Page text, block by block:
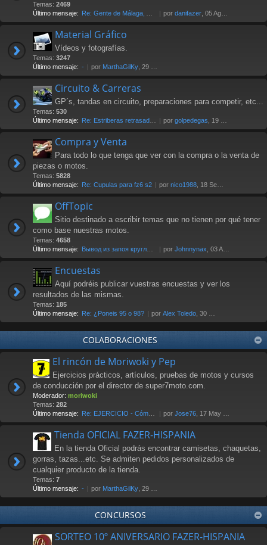
Temas: 2469
Último mensaje: Re: Gente de Málaga, Axarquía… por danifazer , 05 Ago 2026 17:16
Material Gráfico
Vídeos y fotografías.
Temas: 3247
Último mensaje: - por MarthaGilKy , 29 Jul 2026 12:24
Circuito & Carreras
GP´s, tandas en circuito, preparaciones para competir, etc...
Temas: 530
Último mensaje: Re: Estriberas retrasadas por golpedegas , 19 Nov 2024 13:08
Compra y Venta
Para todo lo que tenga que ver con la compra o la venta de
piezas o motos.
Temas: 5828
Último mensaje: Re: Cupulas para fz6 s2 por nico1988 , 18 Sep 2025 07:03
OffTopic
Sitio destinado a escribir temas que no tienen por qué tener
como base nuestras motos.
Temas: 4658
Último mensaje: Вывод из запоя круглосуточно … por Johnnynax , 03 Ago 2026 17:29
Encuestas
Aquí podréis publicar vuestras encuestas y ver los
resultados de las mismas.
Temas: 185
Último mensaje: Re: ¿Poneis 95 o 98? por Alex Toledo , 30 Oct 2021 23:23
COLABORACIONES
El rincón de Moriwoki y Pep
Ejercicios prácticos, artículos, pruebas de motos y cursos
de conducción por el director de super7moto.com.
Moderador: moriwoki
Temas: 282
Último mensaje: Re: EJERCICIO - Cómo frenar. … por Jose76 , 17 May 2018 00:17
Tienda OFICIAL FAZER-HISPANIA
En la tienda Oficial podrás encontrar camisetas, chaquetas,
gorras, tazas...etc. Se admiten pedidos personalizados de
cualquier producto de la tienda.
Temas: 7
Último mensaje: - por MarthaGilKy , 29 Jul 2026 12:38
CONCURSOS
SORTEO 10º ANIVERSARIO FAZER-HISPANIA